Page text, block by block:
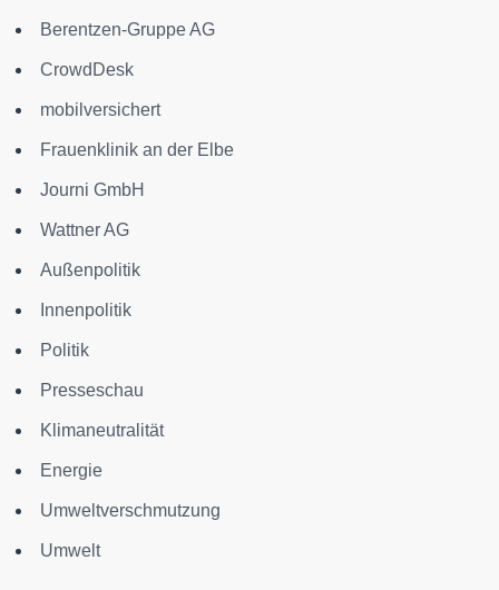
Berentzen-Gruppe AG
CrowdDesk
mobilversichert
Frauenklinik an der Elbe
Journi GmbH
Wattner AG
Außenpolitik
Innenpolitik
Politik
Presseschau
Klimaneutralität
Energie
Umweltverschmutzung
Umwelt